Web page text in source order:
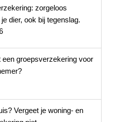
zorgeloos
dier, ook bij tegenslag.
een groepsverzekering voor
Vergeet je woning- en